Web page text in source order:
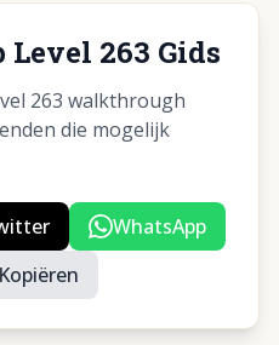
Level 263 Gids
263 walkthrough
die mogelijk
WhatsApp